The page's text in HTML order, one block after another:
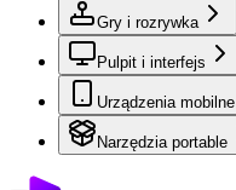
Gry i rozrywka
Pulpit i interfejs
Urządzenia mobilne
Narzędzia portable